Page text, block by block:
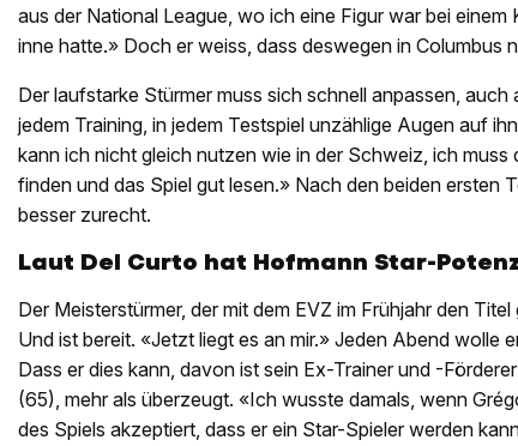
aus der National League, wo ich eine Figur war bei einem
inne hatte.» Doch er weiss, dass deswegen in Columbus
Der laufstarke Stürmer muss sich schnell anpassen, auch
jedem Training, in jedem Testspiel unzählige Augen auf
kann ich nicht gleich nutzen wie in der Schweiz, ich
finden und das Spiel gut lesen.» Nach den beiden ersten
besser zurecht.
Laut Del Curto hat Hofmann Star-
Der Meisterstürmer, der mit dem EVZ im Frühjahr den
Und ist bereit. «Jetzt liegt es an mir.» Jeden Abend wolle
Dass er dies kann, davon ist sein Ex-Trainer und -
(65), mehr als überzeugt. «Ich wusste damals, wenn
des Spiels akzeptiert, dass er ein Star-Spieler werden